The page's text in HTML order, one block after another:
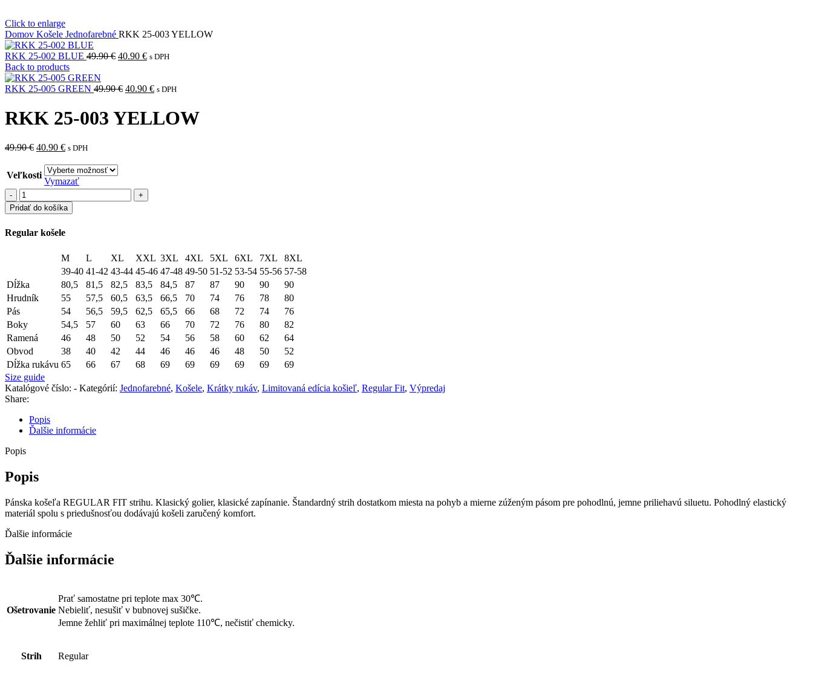
Click to enlarge
Domov Košele Jednofarebné RKK 25-003 YELLOW
RKK 25-002 BLUE 49.90€ Pôvodná
49.90 €.
40.90 €Aktuálna
40.90 €.
s DPH
Back to products
RKK 25-005 GREEN 49.90€ Pôvodná
bola:
49.90 €.
40.90 €Aktuálna
je:
40.90 €.
s DPH
RKK 25-003 YELLOW
49.90€ Pôvodná
bola:
49.90 €.
40.90 €Aktuálna
je:
40.90 €.
s DPH
Veľkosti
Vymazať
množstvo
RKK
25-
YELLOW
Pridať do košíka
Regular košele
M L XL XXL 3XL 4XL 5XL 6XL 7XL
8XL
39-40 41-42 43-44 45-46 47-48 49-50 51-52 53-54 55-56 57-58
Dĺžka
80,5 81,5 82,5 83,5 84,5 87 87 90 90
90
Hrudník
55 57,5 60,5 63,5 66,5 70 74 76 78
80
Pás
54 56,5 59,5 62,5 65,5 66 68 72 74
76
Boky
54,5 57 60 63 66 70 72 76 80
82
Ramená
46 48 50 52 54 56 58 60 62
64
Obvod
38 40 42 44 46 46 46 48 50
52
Dĺžka rukávu 65 66 67 68 69 69 69 69 69
69
Size guide
Katalógové číslo: - Kategórií: Jednofarebné, Košele, Krátky rukáv, Limitovaná edícia košieľ, Regular Fit, Výpredaj
Share:
Popis
Ďalšie informácie
Popis
Popis
Pánska košeľa REGULAR FIT strihu. Klasický golier, klasické zapínanie. Štandardný strih dostatkom miesta na pohyb a mierne zúženým pásom pre pohodlnú, jemne priliehavú siluetu. Pohodlný elastický
materiál spolu s priedušnosťou dodávajú košeli zaručený komfort.
Ďalšie informácie
Ďalšie informácie
Ošetrovanie
Prať samostatne pri teplote max 30℃.
Nebieliť, nesušiť v bubnovej sušičke.
Jemne žehliť pri maximálnej teplote 110℃, nečistiť chemicky.
Strih Regular